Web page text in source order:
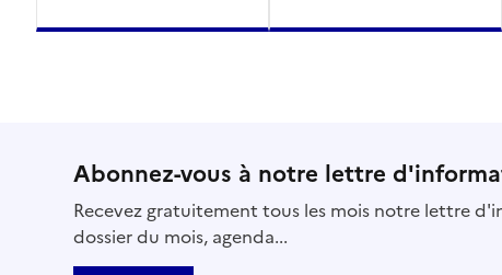
Abonnez-vous à notre lettre
Recevez gratuitement tous les mois notre lettre
dossier du mois, agenda...